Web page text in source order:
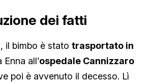
dei fatti
il bimbo è stato trasportato in
Enna all’ospedale Cannizzaro
poi è avvenuto il decesso. Lì